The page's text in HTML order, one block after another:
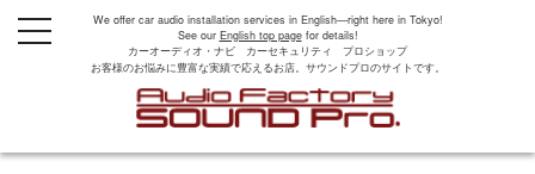
We offer car audio installation services in English—right here in Tokyo!
See our English top pagefor details!
カーオーディオ・ナビ カーセキュリティ プロショップ
お客様のお悩みに豊富な実績で応えるお店。サウンドプロのサイトです。
t
o
a